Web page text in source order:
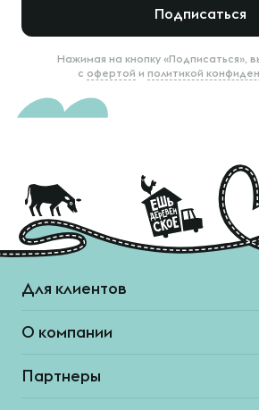
Подписаться
Нажимая на кнопку «Подписаться»,
с офертой и политикой
Для клиентов
О компании
Партнеры